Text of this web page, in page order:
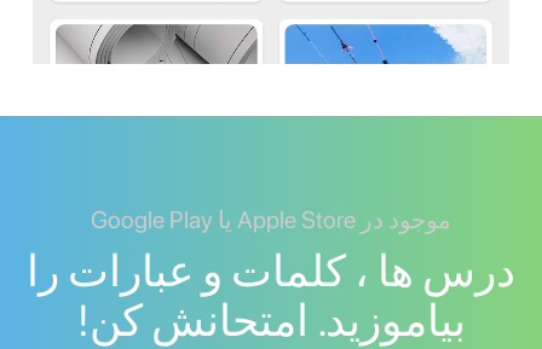
موجود در Apple Store یا Google Play
درس ها ، کلمات و عبارات را
بیاموزید. امتحانش کن!